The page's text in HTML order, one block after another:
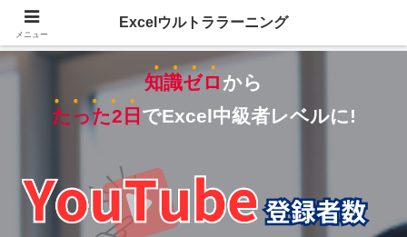
メニュー
Excelウルトララーニング
知識ゼロ から
たった2日 でExcel中級者レベルに!